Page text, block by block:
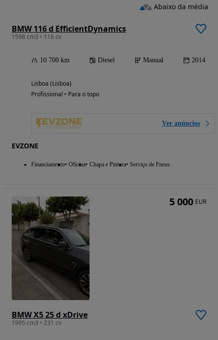
BMW 116 d EfficientDynamics
1598 cm3 • 116 cv
10 700 km Diesel Manual 2014
Lisboa (Lisboa)
Profissional • Para o topo
Ver anúncios
EVZONE
Financiamento Oficina Chapa e Pintura Serviço de Pneus
Abaixo da média
BMW X5 25 d xDrive
1995 cm3 • 231 cv
5 000 EUR